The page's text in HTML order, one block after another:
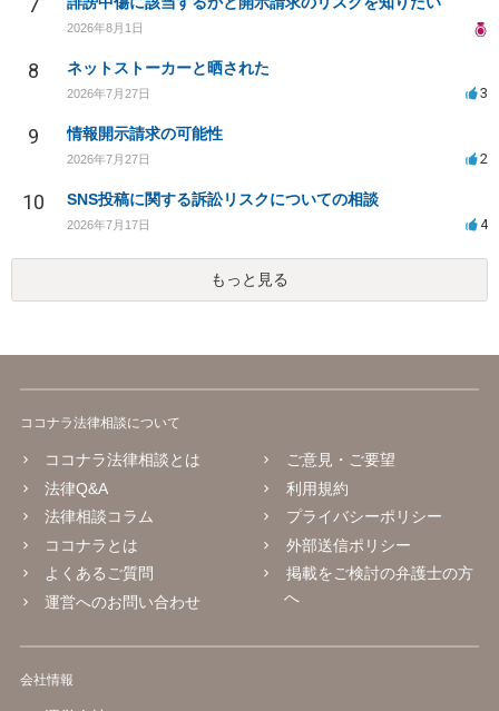
7
2026年8月1日
8 ネットストーカーと晒された
2026年7月27日 3
9 情報開示請求の可能性
2026年7月27日 2
10 SNS投稿に関する訴訟リスクについての相談
2026年7月17日 4
もっと見る
ココナラ法律相談について
ココナラ法律相談とは
法律Q&A
法律相談コラム
ココナラとは
よくあるご質問
運営へのお問い合わせ
ご意見・ご要望
利用規約
プライバシーポリシー
外部送信ポリシー
掲載をご検討の弁護士の方
へ
会社情報